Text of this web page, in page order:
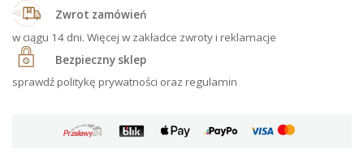
Zwrot zamówień
w ciągu 14 dni. Więcej w zakładce zwroty i reklamacje
Bezpieczny sklep
sprawdź politykę prywatności oraz regulamin